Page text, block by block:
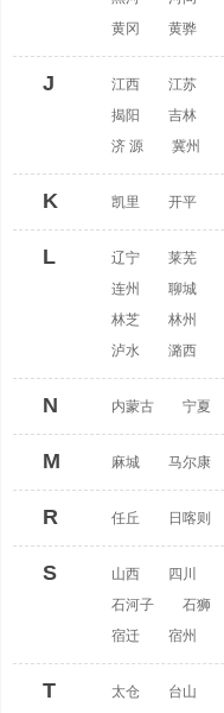
黄冈
黄骅
J 江西 江苏
揭阳
吉林
济 源
冀州
K 凯里 开平
L 辽宁 莱芜
连州
聊城
林芝
林州
泸水
潞西
N 内蒙古 宁夏
M 麻城 马尔康
R 任丘 日喀则
S 山西 四川
石河子
石狮
宿迁
宿州
T 太仓 台山